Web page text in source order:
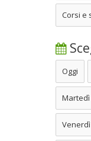
Corsi e
Oggi
Martedì
Venerdì